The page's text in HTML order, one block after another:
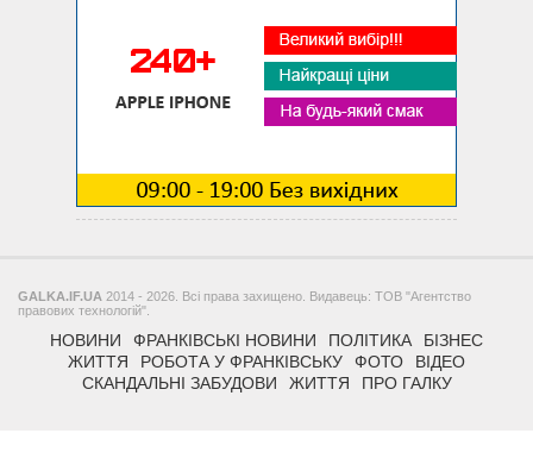
GALKA.IF.UA 2014 - 2026. Всі права захищено. Видавець: ТОВ "Агентство
правових технологій".
НОВИНИ ФРАНКІВСЬКІ НОВИНИ ПОЛІТИКА
БІЗНЕС
ЖИТТЯ
РОБОТА У ФРАНКІВСЬКУ ФОТО
ВІДЕО
СКАНДАЛЬНІ ЗАБУДОВИ
ЖИТТЯ ПРО ГАЛКУ